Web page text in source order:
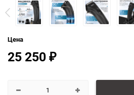
Цена
25 250 ₽